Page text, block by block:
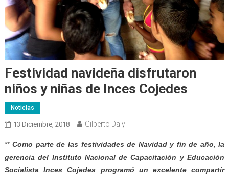
Festividad navideña disfrutaron
niños y niñas de Inces Cojedes
Noticias
13 Diciembre, 2018 Gilberto Daly
** Como parte de las festividades de Navidad y fin de año, la
gerencia del Instituto Nacional de Capacitación y Educación
Socialista Inces Cojedes programó un excelente compartir